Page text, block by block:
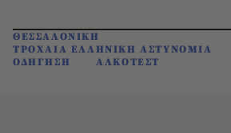
ΘΕΣΣΑΛΟΝΙΚΗ
ΤΡΟΧΑΙΑ ΕΛΛΗΝΙΚΗ ΑΣΤΥΝΟΜΙΑ
ΟΔΗΓΗΣΗ
ΑΛΚΟΤΕΣΤ